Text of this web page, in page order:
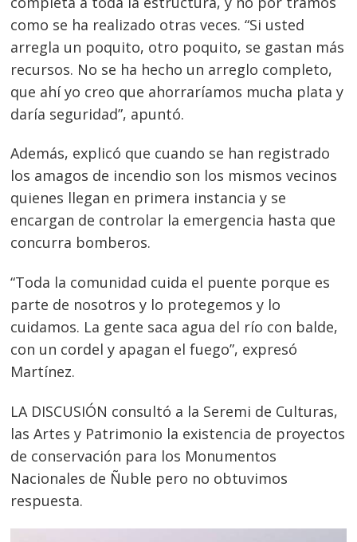
como se ha realizado otras veces. “Si usted
arregla un poquito, otro poquito, se gastan más
recursos. No se ha hecho un arreglo completo,
que ahí yo creo que ahorraríamos mucha plata y
daría seguridad”, apuntó.
Además, explicó que cuando se han registrado
los amagos de incendio son los mismos vecinos
quienes llegan en primera instancia y se
encargan de controlar la emergencia hasta que
concurra bomberos.
“Toda la comunidad cuida el puente porque es
parte de nosotros y lo protegemos y lo
cuidamos. La gente saca agua del río con balde,
con un cordel y apagan el fuego”, expresó
Martínez.
LA DISCUSIÓN consultó a la Seremi de Culturas,
las Artes y Patrimonio la existencia de proyectos
de conservación para los Monumentos
Nacionales de Ñuble pero no obtuvimos
respuesta.